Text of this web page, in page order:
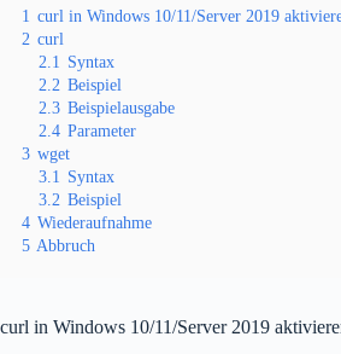
1 curl in Windows 10/11/Server 2019
2 curl
2.1 Syntax
2.2 Beispiel
2.3 Beispielausgabe
2.4 Parameter
3 wget
3.1 Syntax
3.2 Beispiel
4 Wiederaufnahme
5 Abbruch
curl in Windows 10/11/Server 2019